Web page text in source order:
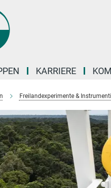
KARRIERE
Freilandexperimente &